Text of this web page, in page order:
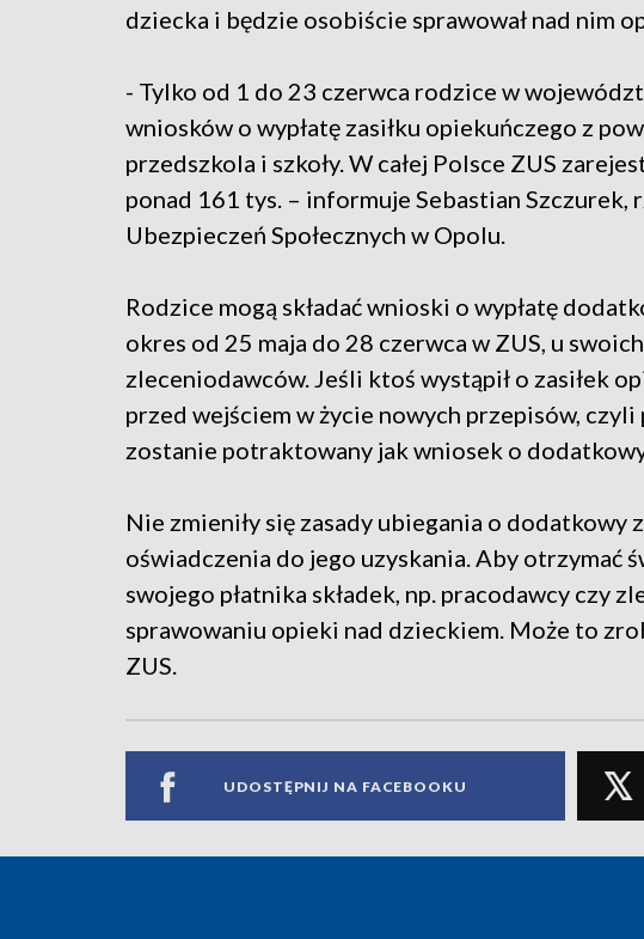
dziecka i będzie osobiście sprawował nad nim
- Tylko od 1 do 23 czerwca rodzice w
wniosków o wypłatę zasiłku opiekuńczego z
przedszkola i szkoły. W całej Polsce ZUS
ponad 161 tys. – informuje Sebastian Szczurek,
Ubezpieczeń Społecznych w Opolu.
Rodzice mogą składać wnioski o wypłatę
okres od 25 maja do 28 czerwca w ZUS, u
zleceniodawców. Jeśli ktoś wystąpił o zasiłek
przed wejściem w życie nowych przepisów,
zostanie potraktowany jak wniosek o
Nie zmieniły się zasady ubiegania o dodatkowy
oświadczenia do jego uzyskania. Aby otrzymać
swojego płatnika składek, np. pracodawcy czy
sprawowaniu opieki nad dzieckiem. Może to
ZUS.
UDOSTĘPNIJ NA FACEBOOKU